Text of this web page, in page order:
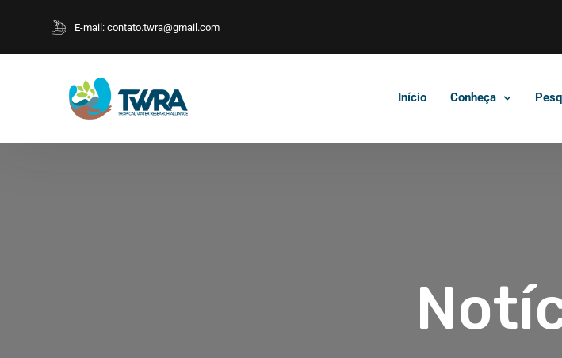
E-mail: contato.twra@gmail.com
Início Conheça